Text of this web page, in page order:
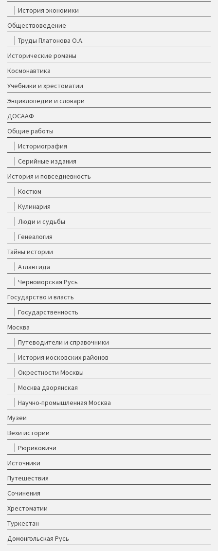
История экономики
Обществоведение
Труды Платонова О.А.
Исторические романы
Космонавтика
Учебники и хрестоматии
Энциклопедии и словари
ДОСААФ
Общие работы
Историография
Серийные издания
История и повседневность
Костюм
Кулинария
Люди и судьбы
Генеалогия
Тайны истории
Атлантида
Черноморская Русь
Государство и власть
Государственность
Москва
Путеводители и справочники
История московских районов
Окрестности Москвы
Москва дворянская
Научно-промышленная Москва
Музеи
Вехи истории
Рюриковичи
Источники
Путешествия
Сочинения
Хрестоматии
Туркестан
Домонгольская Русь